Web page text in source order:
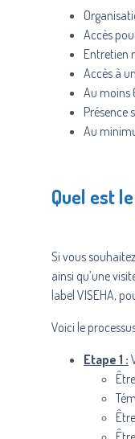
Accès
Entretien
Accès à
Au moins
Présence
Au
Quel est
Si vous
ainsi qu’une
label VISEHA,
Voici le
Etape 1 :